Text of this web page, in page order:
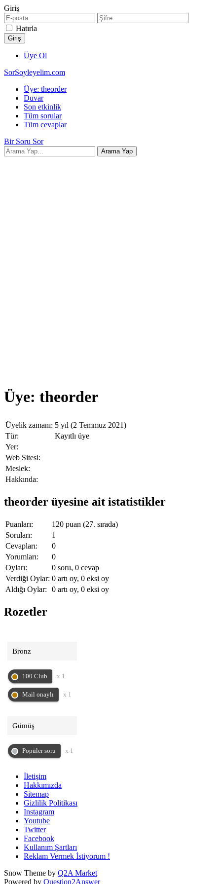
Giriş
Hatırla
Üye Ol
SorSoyleyelim.com
Üye: theorder
Duvar
Son etkinlik
Tüm sorular
Tüm cevaplar
Bir Soru Sor
Üye: theorder
Üyelik zamanı: 5 yıl (2 Temmuz 2021)
Tür:
Kayıtlı üye
Yer:
Web Sitesi:
Meslek:
Hakkında:
theorder üyesine ait istatistikler
Puanları: 120 puan (27. sırada)
Soruları:
1
Cevapları:
0
Yorumları:
0
Oyları:
0 soru, 0 cevap
Verdiği Oylar: 0 artı oy, 0 eksi oy
Aldığı Oylar:
0 artı oy, 0 eksi oy
Rozetler
Bronz
100 Club x 1
Mail onaylı x 1
Gümüş
Popüler soru x 1
İletişim
Hakkımızda
Sitemap
Gizlilik Politikası
Instagram
Youtube
Twitter
Facebook
Kullanım Şartları
Reklam Vermek İstiyorum !
Snow Theme by Q2A Market
Powered by Question2Answer